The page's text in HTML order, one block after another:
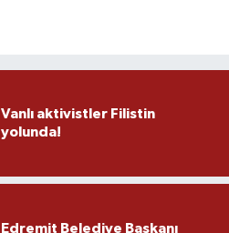
Vanlı aktivistler Filistin
yolunda!
Edremit Belediye Başkanı